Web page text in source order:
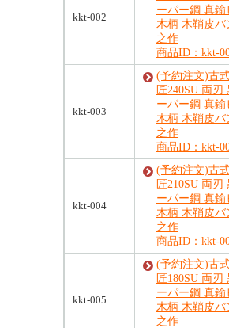
kkt-002
ーパー鋼 真鍮
木柄 木鞘皮バ
之作
商品ID：kkt-
kkt-003
(予約注文)古
匠240SU 両刃
ーパー鋼 真鍮
木柄 木鞘皮バ
之作
商品ID：kkt-
kkt-004
(予約注文)古
匠210SU 両刃
ーパー鋼 真鍮
木柄 木鞘皮バ
之作
商品ID：kkt-
kkt-005
(予約注文)古
匠180SU 両刃
ーパー鋼 真鍮
木柄 木鞘皮バ
之作